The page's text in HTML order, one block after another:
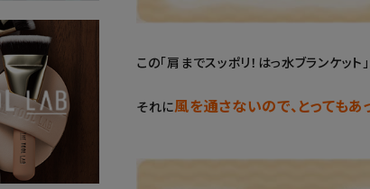
この「肩までスッポリ！はっ水ブランケット
それに風を通さないので、とってもあ